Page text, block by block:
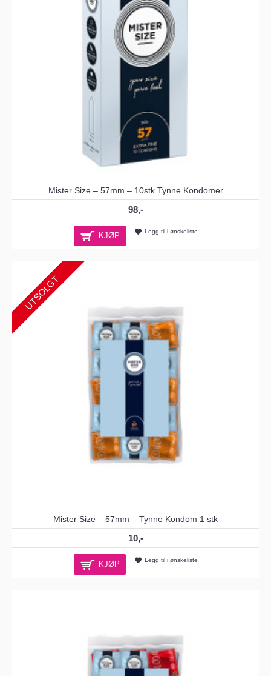
Mister Size – 57mm – 10stk Tynne Kondomer
98,-
KJØP Legg til i ønskeliste
UTSOLGT
Mister Size – 57mm – Tynne Kondom 1 stk
10,-
KJØP Legg til i ønskeliste